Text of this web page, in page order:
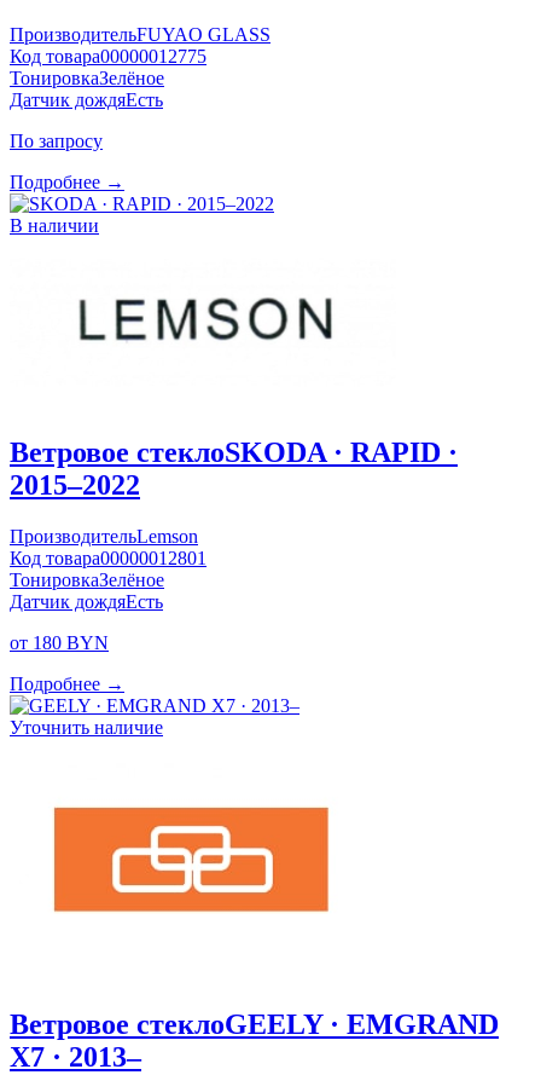
ПроизводительFUYAO GLASS
Код товара00000012775
ТонировкаЗелёное
Датчик дождяЕсть
По запросу
Подробнее →
В наличии
Ветровое стеклоSKODA · RAPID ·
2015–2022
ПроизводительLemson
Код товара00000012801
ТонировкаЗелёное
Датчик дождяЕсть
от 180 BYN
Подробнее →
Уточнить наличие
Ветровое стеклоGEELY · EMGRAND
X7 · 2013–